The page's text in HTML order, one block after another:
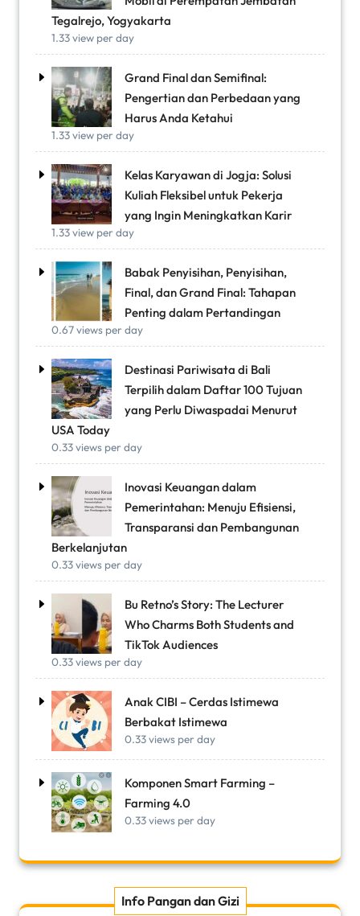
Tegalrejo, Yogyakarta
1.33 view per day
Grand Final dan Semifinal:
Pengertian dan Perbedaan yang
Harus Anda Ketahui
1.33 view per day
Kelas Karyawan di Jogja: Solusi
Kuliah Fleksibel untuk Pekerja
yang Ingin Meningkatkan Karir
1.33 view per day
Babak Penyisihan, Penyisihan,
Final, dan Grand Final: Tahapan
Penting dalam Pertandingan
0.67 views per day
Destinasi Pariwisata di Bali
Terpilih dalam Daftar 100 Tujuan
yang Perlu Diwaspadai Menurut
USA Today
0.33 views per day
Inovasi Keuangan dalam
Pemerintahan: Menuju Efisiensi,
Transparansi dan Pembangunan
Berkelanjutan
0.33 views per day
Bu Retno’s Story: The Lecturer
Who Charms Both Students and
TikTok Audiences
0.33 views per day
Anak CIBI – Cerdas Istimewa
Berbakat Istimewa
0.33 views per day
Komponen Smart Farming –
Farming 4.0
0.33 views per day
Info Pangan dan Gizi